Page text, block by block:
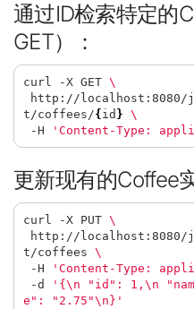
通过ID检索特定的
GET）：
curl -X GET
t/coffees/{ id }
-H
'Content-Type:
更新现有的Coffee
curl -X PUT
t/coffees
-H
'Content-Type:
-d
'{\n "id": 1,\n
e": "2.75"\n}'